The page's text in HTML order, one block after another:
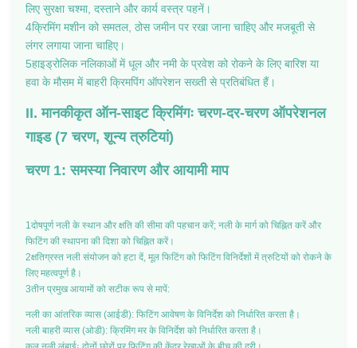
लिए सुरक्षा चश्मा, दस्ताने और कार्य वस्त्र पहनें।
4क्रिमिंग मशीन को समतल, ठोस जमीन पर रखा जाना चाहिए और मजबूती से
लंगर लगाया जाना चाहिए।
5हाइड्रोलिक नलिकाओं में धूल और नमी के प्रवेश को रोकने के लिए बारिश या
हवा के मौसम में बाहरी क्रिमपिंग ऑपरेशन सख्ती से प्रतिबंधित हैं।
II. मानकीकृत ऑन-साइट क्रिमिंगः चरण-दर-चरण ऑपरेशनल
गाइड (7 चरण, शून्य त्रुटियां)
चरण 1: समस्या निवारण और आयामी माप
1दोषपूर्ण नली के स्थान और क्षति की सीमा की पहचान करें; नली के मार्ग को चिह्नित करें और
फिटिंग की स्थापना की दिशा को चिह्नित करें।
2क्षतिग्रस्त नली संयोजन को हटा दें, मूल फिटिंग को फिटिंग विनिर्देशों में त्रुटियों को रोकने के
लिए महत्वपूर्ण है।
3तीन प्रमुख आयामों को सटीक रूप से मापें:
नली का आंतरिक व्यास (आईडी): फिटिंग आवेषण के विनिर्देश को निर्धारित करता है।
नली बाहरी व्यास (ओडी): क्रिमिंग मर के विनिर्देश को निर्धारित करता है।